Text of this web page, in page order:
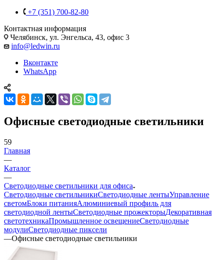
+7 (351) 700-82-80
Контактная информация
Челябинск, ул. Энгельса, 43, офис 3
info@ledwin.ru
Вконтакте
WhatsApp
Офисные светодиодные светильники
59
Главная
—
Каталог
—
Светодиодные светильники для офиса
Светодиодные светильникиСветодиодные лентыУправление
светомБлоки питанияАлюминиевый профиль для
светодиодной лентыСветодиодные прожекторыДекоративная
светотехникаПромышленное освещениеСветодиодные
модулиСветодиодные пиксели
—Офисные светодиодные светильники